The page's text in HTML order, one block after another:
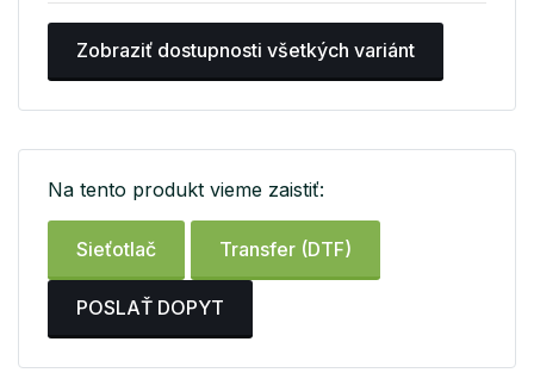
Zobraziť dostupnosti všetkých variánt
Na tento produkt vieme zaistiť:
Sieťotlač Transfer (DTF)
POSLAŤ DOPYT